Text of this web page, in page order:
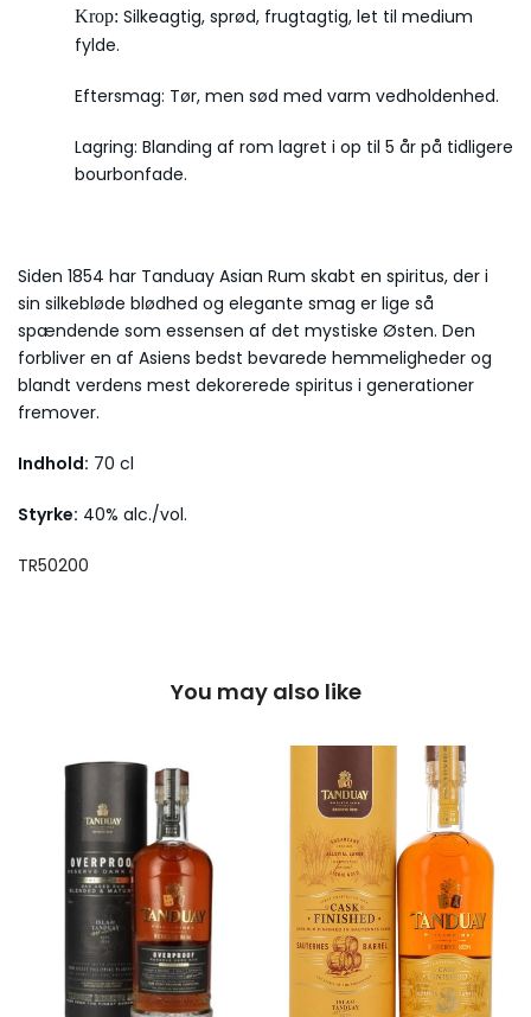
Krop: Silkeagtig, sprød, frugtagtig, let til medium
fylde.
Eftersmag: Tør, men sød med varm vedholdenhed.
Lagring: Blanding af rom lagret i op til 5 år på tidligere
bourbonfade.
Siden 1854 har Tanduay Asian Rum skabt en spiritus, der i
sin silkebløde blødhed og elegante smag er lige så
spændende som essensen af det mystiske Østen. Den
forbliver en af Asiens bedst bevarede hemmeligheder og
blandt verdens mest dekorerede spiritus i generationer
fremover.
Indhold: 70 cl
Styrke: 40% alc./vol.
TR50200
You may also like